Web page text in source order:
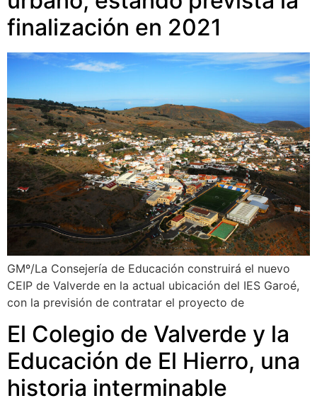
finalización en 2021
GMº/La Consejería de Educación construirá el nuevo
CEIP de Valverde en la actual ubicación del IES Garoé,
con la previsión de contratar el proyecto de
El Colegio de Valverde y la
Educación de El Hierro, una
historia interminable